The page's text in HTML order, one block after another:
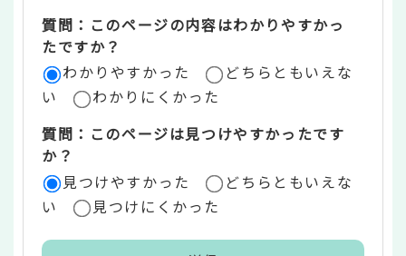
リ
ア
質問：このページの内容はわかりやすかっ
たですか？
わかりやすかった
どちらともいえな
い
わかりにくかった
質問：このページは見つけやすかったです
か？
見つけやすかった
どちらともいえな
い
見つけにくかった